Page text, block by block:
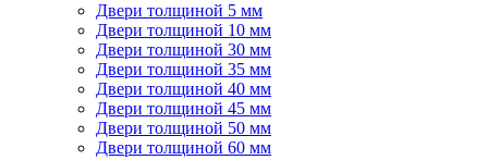
Двери толщиной 5 мм
Двери толщиной 10 мм
Двери толщиной 30 мм
Двери толщиной 35 мм
Двери толщиной 40 мм
Двери толщиной 45 мм
Двери толщиной 50 мм
Двери толщиной 60 мм